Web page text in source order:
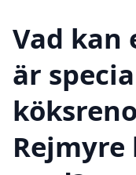
Vad kan
är